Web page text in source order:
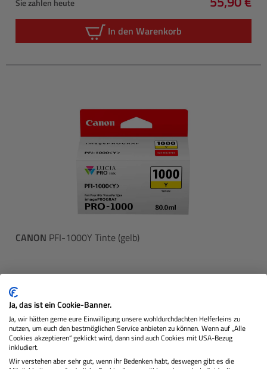
Sie zahlen heute
In den Warenkorb
CANON PFI-1000Y Tinte (gelb)
Sie zahlen heute 55,90 €
In den Warenkorb
Ja, das ist ein Cookie-Banner.
Ja, wir hätten gerne eure Einwilligung unsere wohldurchdachten Helferleins zu
nutzen, um euch den bestmöglichen Service anbieten zu können. Wenn auf „Alle
Cookies akzeptieren“ geklickt wird, dann sind auch Cookies mit USA-Bezug
inkludiert.
Wir verstehen aber sehr gut, wenn ihr Bedenken habt, deswegen gibt es die